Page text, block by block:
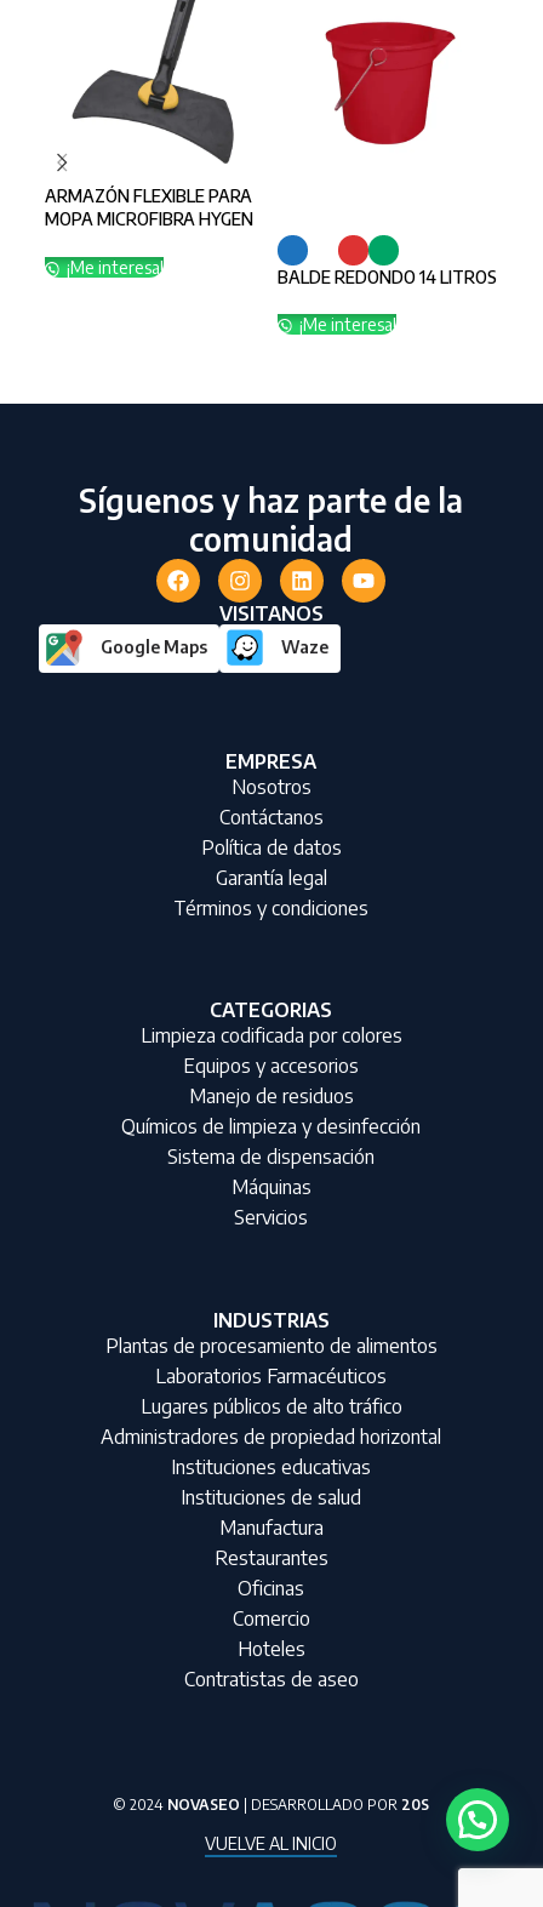
ARMAZÓN FLEXIBLE PARA
MOPA MICROFIBRA HYGEN
¡Me interesa!
BALDE REDONDO 14 LITROS
¡Me interesa!
Síguenos y haz parte de la
comunidad
VISITANOS
Google Maps Waze
EMPRESA
Nosotros
Contáctanos
Política de datos
Garantía legal
Términos y condiciones
CATEGORIAS
Limpieza codificada por colores
Equipos y accesorios
Manejo de residuos
Químicos de limpieza y desinfección
Sistema de dispensación
Máquinas
Servicios
INDUSTRIAS
Plantas de procesamiento de alimentos
Laboratorios Farmacéuticos
Lugares públicos de alto tráfico
Administradores de propiedad horizontal
Instituciones educativas
Instituciones de salud
Manufactura
Restaurantes
Oficinas
Comercio
Hoteles
Contratistas de aseo
© 2024 NOVASEO | DESARROLLADO POR 20S
VUELVE AL INICIO